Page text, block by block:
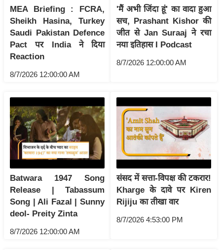
ली
वु
ड
हॉ
ली
वु
फि
ल्म
स
मी
क्षा
r
e
a
k
i
MEA Briefing : FCRA,
Sheikh Hasina, Turkey
Saudi Pakistan Defence
Pact पर India ने दिया
Reaction
8/7/2026 12:00:00 AM
'मैं अभी जिंदा हूं' का वादा हुआ
सच, Prashant Kishor की
जीत से Jan Suraaj ने रचा
नया इतिहास I Podcast
8/7/2026 12:00:00 AM
Batwara 1947 Song
Release | Tabassum
Song | Ali Fazal | Sunny
deol- Preity Zinta
8/7/2026 12:00:00 AM
संसद में सत्ता-विपक्ष की टकरार!
Kharge के दावे पर Kiren
Rijiju का तीखा वार
8/7/2026 4:53:00 PM